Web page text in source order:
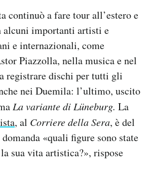
continuò a fare tour all’estero e
alcuni importanti artisti e
e internazionali, come
Piazzolla, nella musica e nel
registrare dischi per tutti gli
nei Duemila: l’ultimo, uscito
La variante di Lüneburg. La
, al Corriere della Sera, è del
«quali figure sono state
sua vita artistica?», rispose